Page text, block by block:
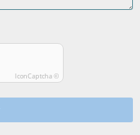
IconCaptcha ©